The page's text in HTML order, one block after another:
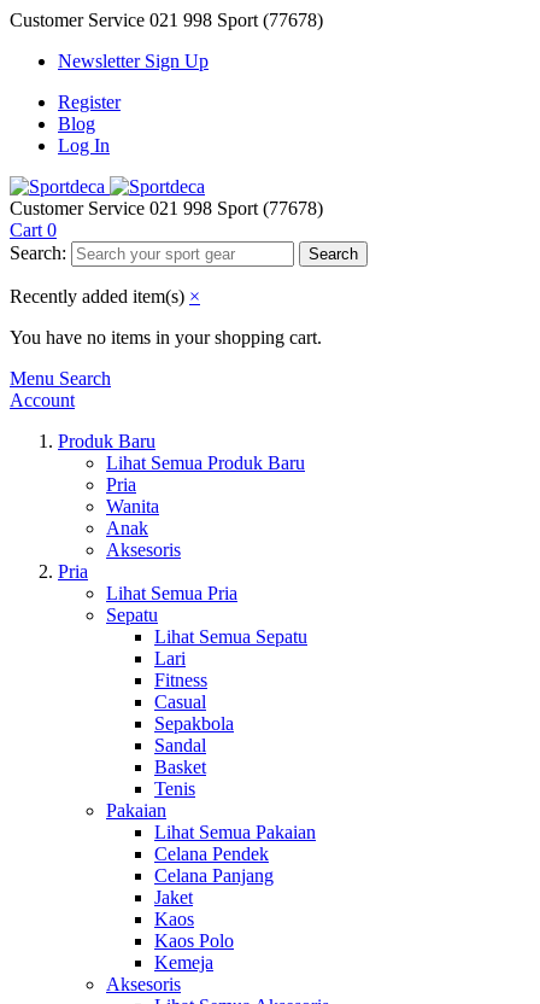
Customer Service 021 998 Sport (77678)
Newsletter Sign Up
Register
Blog
Log In
Customer Service 021 998 Sport (77678)
Cart 0
Search:
Search
Recently added item(s) ×
You have no items in your shopping cart.
Menu Search
Account
Produk Baru
Lihat Semua Produk Baru
Pria
Wanita
Anak
Aksesoris
Pria
Lihat Semua Pria
Sepatu
Lihat Semua Sepatu
Lari
Fitness
Casual
Sepakbola
Sandal
Basket
Tenis
Pakaian
Lihat Semua Pakaian
Celana Pendek
Celana Panjang
Jaket
Kaos
Kaos Polo
Kemeja
Aksesoris